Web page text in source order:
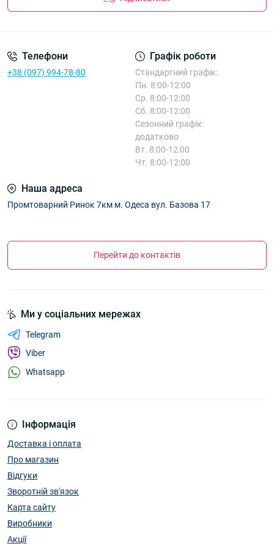
Телефони
+38 (097) 994-78-80
Графік роботи
Стандартний графік:
Пн. 8:00-12:00
Ср. 8:00-12:00
Сб. 8:00-12:00
Сезонний графік:
додатково
Вт. 8:00-12:00
Чт. 8:00-12:00
Наша адреса
Промтоварний Ринок 7км м. Одеса вул. Базова 17
Перейти до контактів
Інформація
Доставка і оплата
Про магазин
Відгуки
Зворотній зв'язок
Карта сайту
Виробники
Акції
Ми у соціальних мережах
Telegram
Viber
Whatsapp